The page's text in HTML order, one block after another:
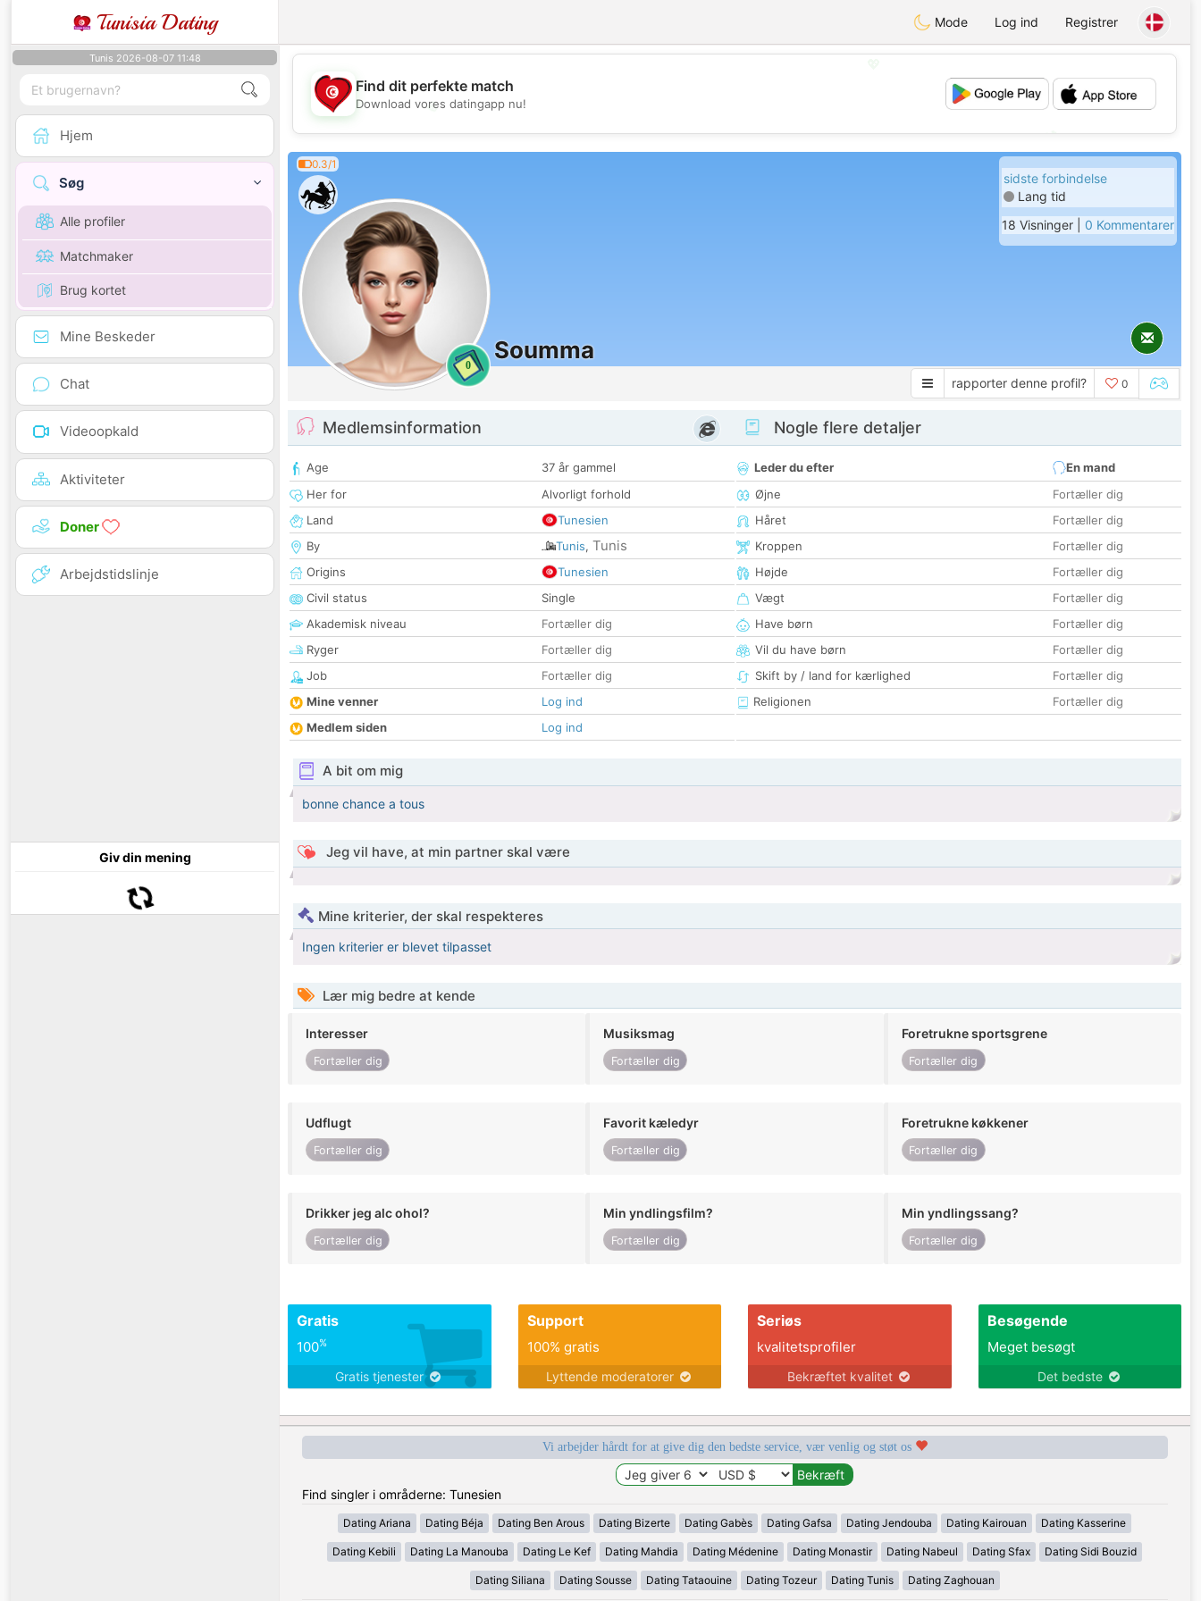
Tunisia Dating Mode Log ind Registrer
Tunis 2026-08-07 11:48
Hjem
Søg
Alle profiler
Matchmaker
Brug kortet
Mine Beskeder
Chat
Videoopkald
Aktiviteter
Doner
Arbejdstidslinje
Giv din mening
💖
💕
Find dit perfekte match
Download vores datingapp nu!
0.3/1
0
Soumma
sidste forbindelse
Lang tid
18 Visninger | 0 Kommentarer
rapporter denne profil? 0
Medlemsinformation
Age
37 år gammel
Her for
Alvorligt forhold
Land
Tunesien
By
Tunis, Tunis
Origins
Tunesien
Civil status
Single
Akademisk niveau
Fortæller dig
Ryger
Fortæller dig
Job
Fortæller dig
Mine venner
Log ind
Medlem siden
Log ind
Nogle flere detaljer
Leder du efter
En mand
Øjne
Fortæller dig
Håret
Fortæller dig
Kroppen
Fortæller dig
Højde
Fortæller dig
Vægt
Fortæller dig
Have børn
Fortæller dig
Vil du have børn
Fortæller dig
Skift by / land for kærlighed
Fortæller dig
Religionen
Fortæller dig
A bit om mig
bonne chance a tous
Jeg vil have, at min partner skal være
Mine kriterier, der skal respekteres
Ingen kriterier er blevet tilpasset
Lær mig bedre at kende
Interesser
Fortæller dig
Musiksmag
Fortæller dig
Foretrukne sportsgrene
Fortæller dig
Udflugt
Fortæller dig
Favorit kæledyr
Fortæller dig
Foretrukne køkkener
Fortæller dig
Drikker jeg alc ohol?
Fortæller dig
Min yndlingsfilm?
Fortæller dig
Min yndlingssang?
Fortæller dig
Gratis
100%
Gratis tjenester
Support
100% gratis
Lyttende moderatorer
Seriøs
kvalitetsprofiler
Bekræftet kvalitet
Besøgende
Meget besøgt
Det bedste
Vi arbejder hårdt for at give dig den bedste service, vær venlig og støt os
Find singler i områderne: Tunesien
Dating Ariana Dating Béja Dating Ben Arous Dating Bizerte Dating Gabès Dating Gafsa Dating Jendouba Dating Kairouan Dating Kasserine
Dating Kebili Dating La Manouba Dating Le Kef Dating Mahdia Dating Médenine Dating Monastir Dating Nabeul Dating Sfax Dating Sidi Bouzid
Dating Siliana Dating Sousse Dating Tataouine Dating Tozeur Dating Tunis Dating Zaghouan